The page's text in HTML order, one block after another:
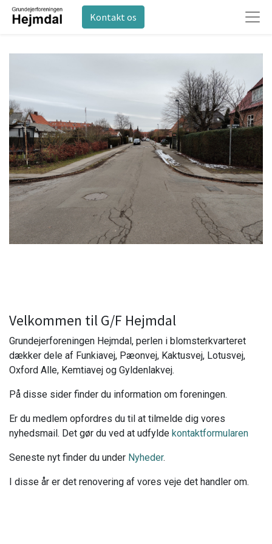
Kontakt os
Velkommen til G/F Hejmdal
Grundejerforeningen Hejmdal, perlen i blomsterkvarteret
dækker dele af Funkiavej, Pæonvej, Kaktusvej, Lotusvej,
Oxford Alle, Kemtiavej og Gyldenlakvej.
På disse sider finder du information om foreningen.
Er du medlem opfordres du til at tilmelde dig vores
nyhedsmail. Det gør du ved at udfylde kontaktformularen
Seneste nyt finder du under Nyheder.
I disse år er det renovering af vores veje det handler om.